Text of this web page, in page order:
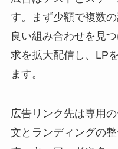
す。まず少額で複数
良い組み合わせを見
求を拡大配信し、LP
ます。
広告リンク先は専用
文とランディングの